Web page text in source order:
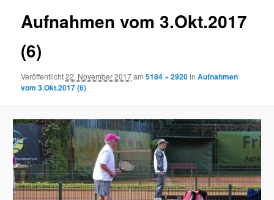
Aufnahmen vom 3.Okt.2017
(6)
Veröffentlicht22. November 2017am5184 × 2920inAufnahmen
vom 3.Okt.2017 (6)